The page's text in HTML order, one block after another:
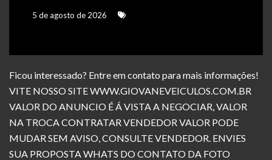
5 de agosto de 2026
Ficou interessado? Entre em contato para mais informações!
VITE NOSSO SITE WWW.GIOVANEVEICULOS.COM.BR
VALOR DO ANUNCIO É Á VISTA A NEGOCIAR, VALOR
NA TROCA CONTRATAR VENDEDOR VALOR PODE
MUDAR SEM AVISO, CONSULTE VENDEDOR. ENVIES
SUA PROPOSTA WHATS DO CONTATO DA FOTO